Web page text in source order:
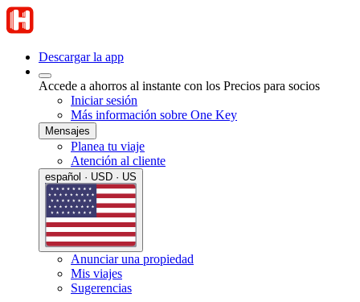
Descargar la app
Accede a ahorros al instante con los Precios para socios
Iniciar sesión
Más información sobre One Key
Mensajes
Planea tu viaje
Atención al cliente
español · USD · US
Anunciar una propiedad
Mis viajes
Sugerencias